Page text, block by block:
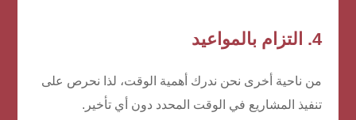
4. التزام بالمواعيد
من ناحية أخرى نحن ندرك أهمية الوقت، لذا نحرص على
تنفيذ المشاريع في الوقت المحدد دون أي تأخير.